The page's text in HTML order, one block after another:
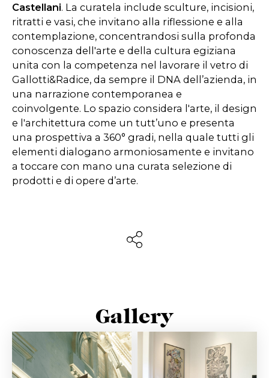
Castellani. La curatela include sculture, incisioni,
ritratti e vasi, che invitano alla riflessione e alla
contemplazione, concentrandosi sulla profonda
conoscenza dell'arte e della cultura egiziana
unita con la competenza nel lavorare il vetro di
Gallotti&Radice, da sempre il DNA dell’azienda, in
una narrazione contemporanea e
coinvolgente. Lo spazio considera l'arte, il design
e l'architettura come un tutt’uno e presenta
una prospettiva a 360° gradi, nella quale tutti gli
elementi dialogano armoniosamente e invitano
a toccare con mano una curata selezione di
prodotti e di opere d’arte.
Gallery